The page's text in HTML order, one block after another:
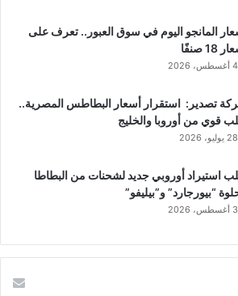
المانجو اليوم في سوق العبور.. تعرف على
صنفًا
4 أغسطس، 2026
تصدير: استقرار أسعار البطاطس المصرية..
قوي من أوروبا والخليج
28 يوليو، 2026
استيراد أوروبي جديد لشحنات من البطاطا
“بيورجارد” و”بيليفو”
3 أغسطس، 2026